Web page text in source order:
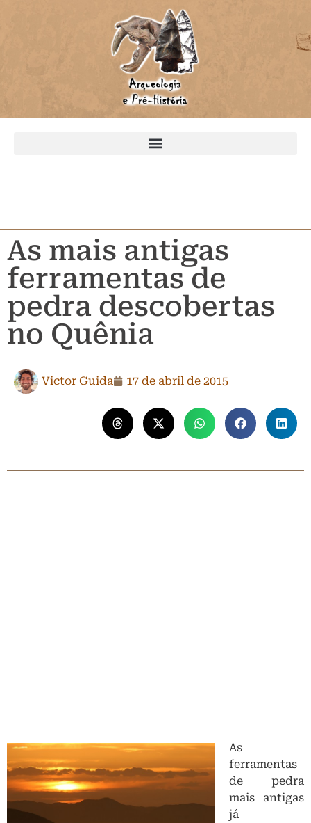
As mais antigas
ferramentas de
pedra descobertas
no Quênia
Victor Guida 17 de abril de 2015
As
ferramentas
de pedra
mais antigas
já